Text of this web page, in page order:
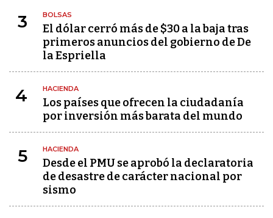
3 BOLSAS
El dólar cerró más de $30 a la baja tras
primeros anuncios del gobierno de De
la Espriella
4 HACIENDA
Los países que ofrecen la ciudadanía
por inversión más barata del mundo
5 HACIENDA
Desde el PMU se aprobó la declaratoria
de desastre de carácter nacional por
sismo